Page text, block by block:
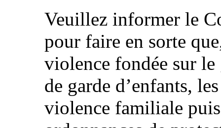
Veuillez informer le
pour faire en sorte
violence fondée sur
de garde d’enfants,
violence familiale